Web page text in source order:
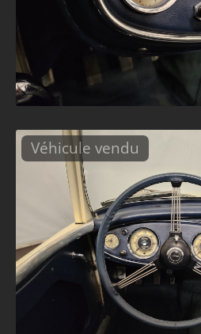
Véhicule vendu